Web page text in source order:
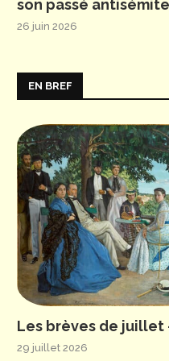
son passé antisémite
26 juin 2026
EN BREF
Les brèves de juillet
29 juillet 2026